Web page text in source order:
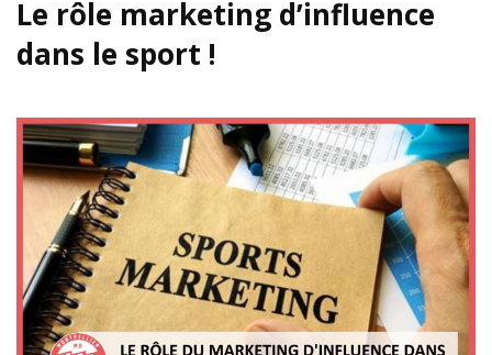
Le rôle marketing d’influence
dans le sport !